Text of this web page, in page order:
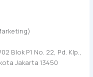
Blok P1 No. 22, Pd. Klp.,
Jakarta 13450